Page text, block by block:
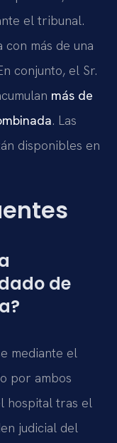
el tribunal.
con más de una
conjunto, el Sr.
más de
. Las
disponibles en
de
mediante el
por ambos
hospital tras el
judicial del